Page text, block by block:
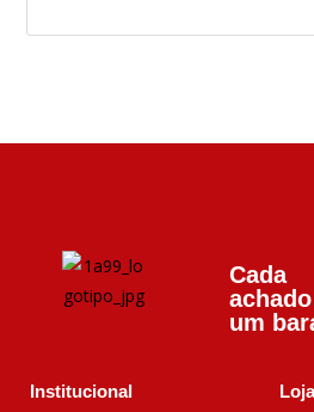
Cada
um
Institucional